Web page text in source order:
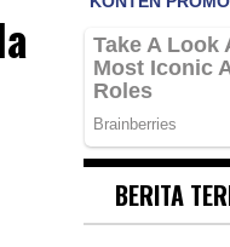
BERITA